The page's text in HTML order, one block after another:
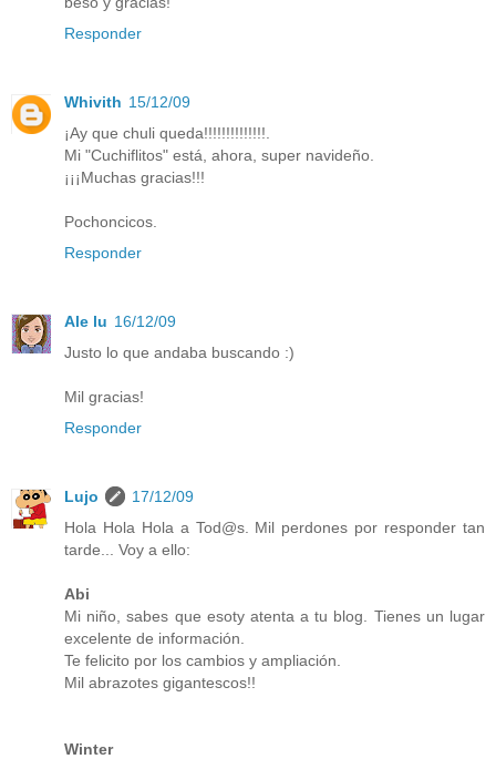
Responder
Whivith 15/12/09
¡Ay que chuli queda!!!!!!!!!!!!!!.
Mi "Cuchiflitos" está, ahora, super navideño.
¡¡¡Muchas gracias!!!
Pochoncicos.
Responder
Ale lu 16/12/09
Justo lo que andaba buscando :)
Mil gracias!
Responder
Lujo
17/12/09
Hola Hola Hola a Tod@s. Mil perdones por responder tan
tarde... Voy a ello:
Abi
Mi niño, sabes que esoty atenta a tu blog. Tienes un lugar
excelente de información.
Te felicito por los cambios y ampliación.
Mil abrazotes gigantescos!!
Winter